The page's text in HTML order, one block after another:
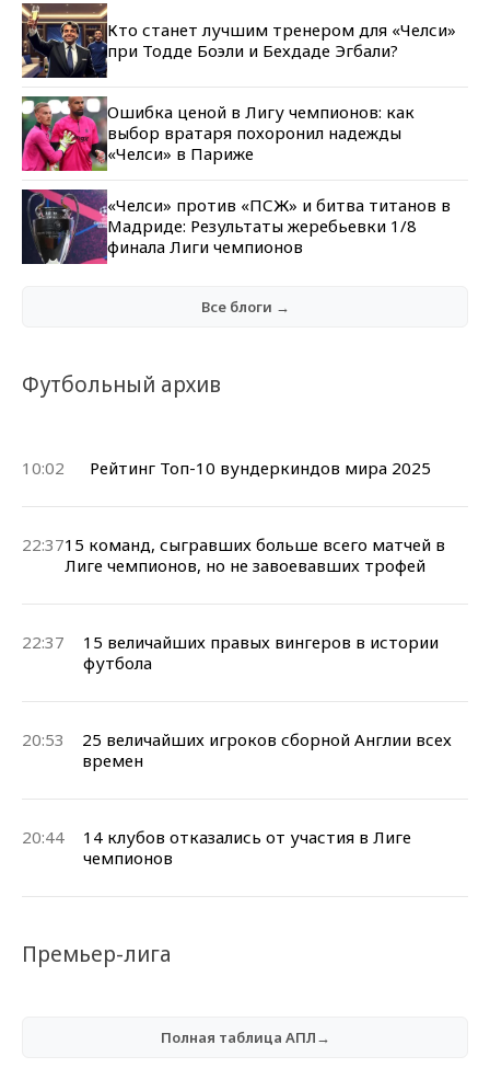
Кто станет лучшим тренером для «Челси»
при Тодде Боэли и Бехдаде Эгбали?
Ошибка ценой в Лигу чемпионов: как
выбор вратаря похоронил надежды
«Челси» в Париже
«Челси» против «ПСЖ» и битва титанов в
Мадриде: Результаты жеребьевки 1/8
финала Лиги чемпионов
Все блоги →
Футбольный архив
10:02 Рейтинг Топ-10 вундеркиндов мира 2025
22:3715 команд, сыгравших больше всего матчей в
Лиге чемпионов, но не завоевавших трофей
22:37
15 величайших правых вингеров в истории
футбола
20:53
25 величайших игроков сборной Англии всех
времен
20:44
14 клубов отказались от участия в Лиге
чемпионов
Премьер-лига
Полная таблица АПЛ→